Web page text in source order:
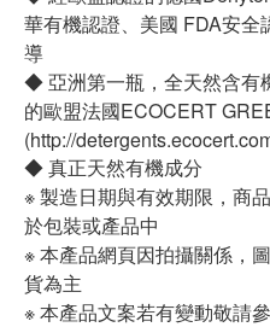
華有機認證、美國 FDA安
導
◆ 亞洲第一瓶，全天然含有
的歐盟法國ECOCERT
(http://
◆ 真正天然有機成分
※ 製造日期與有效期限，商
於包裝或產品中
※ 本產品網頁因拍攝關係，
貨為主
※ 本產品文案若有變動敬請